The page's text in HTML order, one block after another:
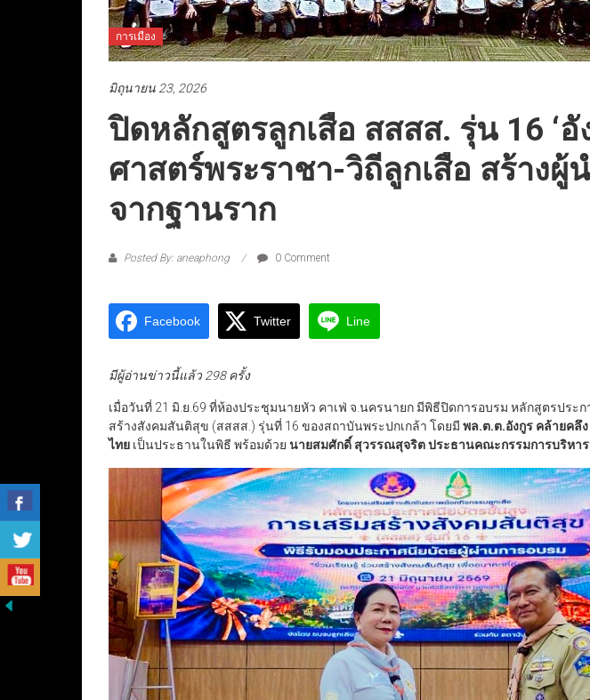
การเมือง
มิถุนายน 23, 2026
ปิดหลักสูตรลูกเสือ สสสส. รุ่น 16 ‘อั
ศาสตร์พระราชา-วิถีลูกเสือ สร้างผู้
จากฐานราก
Posted By: aneaphong 0 Comment
Facebook Twitter Line
มีผู้อ่านข่าวนี้แล้ว 298 ครั้ง
เมื่อวันที่ 21 มิ.ย.69 ที่ห้องประชุมนายหัว คาเฟ่ จ.นครนายก มีพิธีปิดการอบรม หลักสูตรประ
สร้างสังคมสันติสุข (สสสส.) รุ่นที่ 16 ของสถาบันพระปกเกล้า โดยมี พล.ต.ต.อังกูร คล้ายคลึ
ไทย เป็นประธานในพิธี พร้อมด้วย นายสมศักดิ์ สุวรรณสุจริต ประธานคณะกรรมการบริหา